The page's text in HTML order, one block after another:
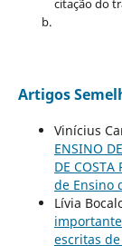
citação do
Artigos
Vinícius
ENSINO
DE COSTA
de Ensino
Lívia
escritas